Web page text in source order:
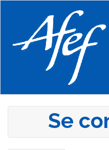
principal
Se